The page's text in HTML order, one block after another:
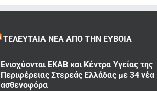
ΤΕΛΕΥΤΑΊΑ ΝΈΑ ΑΠΌ ΤΗΝ ΕΎΒΟΙΑ
Ενισχύονται ΕΚΑΒ και Κέντρα Υγείας της
Περιφέρειας Στερεάς Ελλάδας με 34 νέα
ασθενοφόρα